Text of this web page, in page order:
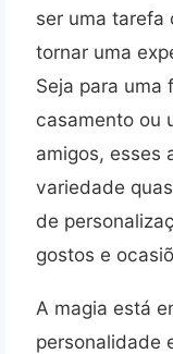
ser uma tarefa
tornar uma
Seja para uma
casamento ou
amigos, esses
variedade
de
gostos e
A magia está
personalidade